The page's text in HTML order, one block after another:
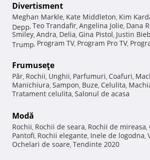
Divertisment
Meghan Markle, Kate Middleton, Kim
Depp, Teo Trandafir, Angelina Jolie, Dana
Smiley, Andra, Delia, Gina Pistol, Justin
Trump, Program TV, Program Pro TV,
Frumuseţe
Păr, Rochii, Unghii, Parfumuri, Coafuri,
Manichiura, Sampon, Buze, Celulita,
Tratament celulita, Salonul de acasa
Modă
Rochii, Rochii de seara, Rochii de mireasa,
Pantofi, Rochii elegante, Inele de logodna,
Ochelari de soare, Tendinte 2020